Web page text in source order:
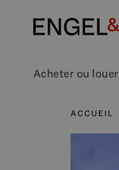
Acheter ou louer
ACCUEIL